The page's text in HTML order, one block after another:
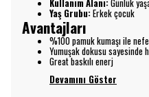
Kullanım Alanı:Günlük
Yaş Grubu:Erkek çocuk
Avantajları
%100 pamuk kumaşı ile
Yumuşak dokusu sayesinde
Great baskılı enerj
Devamını Göster